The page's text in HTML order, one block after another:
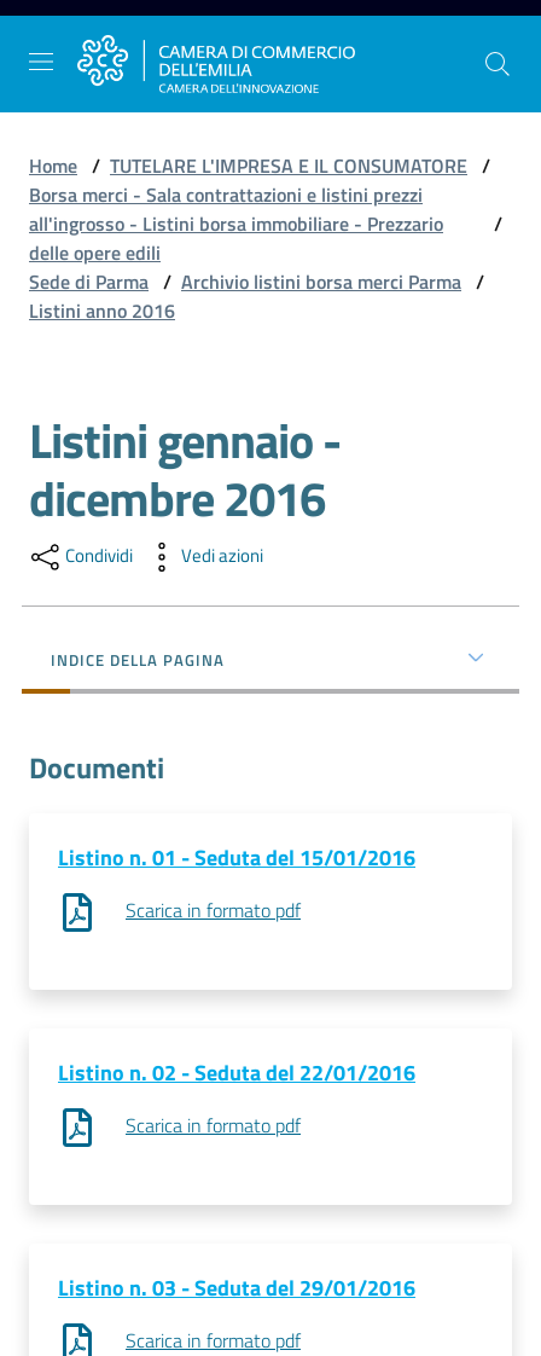
Vai al contenuto
Vai alla navigazione
Vai al footer
La
Camera
dell'Emilia
l'impresa
Promuovere
l'impresa
il
l'Impresa
Consumatore
on line
Home / TUTELARE L'IMPRESA E IL CONSUMATORE /
Borsa merci - Sala contrattazioni e listini prezzi
all'ingrosso - Listini borsa immobiliare - Prezzario
delle opere edili
/
Sede di Parma / Archivio listini borsa merci Parma /
Listini anno 2016
Salta al contenuto
Listini gennaio -
dicembre 2016
Condividi Vedi azioni
INDICE DELLA PAGINA
Documenti
Listino n. 01 - Seduta del 15/01/2016
Scarica in formato pdf
Listino n. 02 - Seduta del 22/01/2016
Scarica in formato pdf
Listino n. 03 - Seduta del 29/01/2016
Scarica in formato pdf